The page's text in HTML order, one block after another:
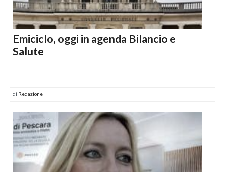
Emiciclo, oggi in agenda Bilancio e
Salute
di Redazione